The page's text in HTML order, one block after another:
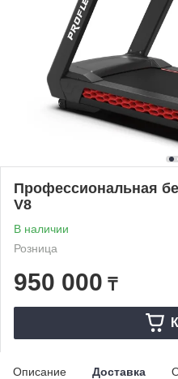
Профессиональная
V8
В наличии
Розница
950 000 ₸
Описание Доставка